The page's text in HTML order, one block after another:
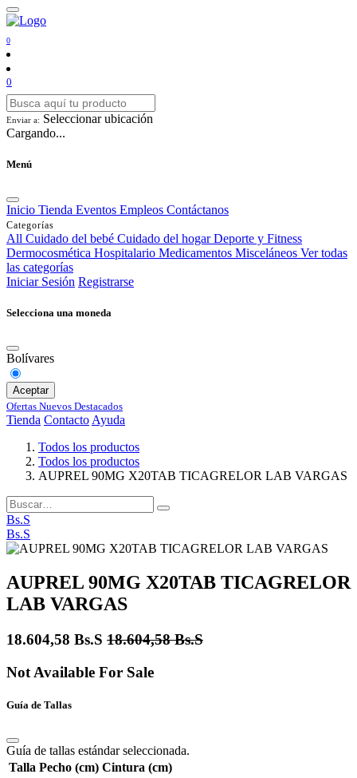
0
0
Enviar a: Seleccionar ubicación
Cargando...
Menú
Inicio Tienda Eventos Empleos Contáctanos
Categorías
All Cuidado del bebé Cuidado del hogar Deporte y Fitness
Dermocosmética Hospitalario Medicamentos Misceláneos Ver todas
las categorías
Iniciar Sesión Registrarse
Selecciona una moneda
Bolívares
Aceptar
Ofertas Nuevos Destacados
Tienda Contacto Ayuda
Todos los productos
Todos los productos
AUPREL 90MG X20TAB TICAGRELOR LAB VARGAS
Bs.S
Bs.S
AUPREL 90MG X20TAB TICAGRELOR
LAB VARGAS
18.604,58 Bs.S 18.604,58Bs.S
Not Available For Sale
Guía de Tallas
Guía de tallas estándar seleccionada.
Talla Pecho (cm) Cintura (cm)